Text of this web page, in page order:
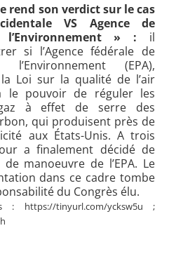
rend son verdict sur le cas
VS Agence de
l’Environnement » : il
si l’Agence fédérale de
(EPA),
Loi sur la qualité de l’air
le pouvoir de réguler les
à effet de serre des
qui produisent près de
aux États-Unis. A trois
a finalement décidé de
manoeuvre de l’EPA. Le
dans ce cadre tombe
du Congrès élu.
: https://tinyurl.com/ycksw5u ;